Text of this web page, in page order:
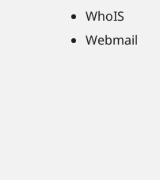
WhoIS
Webmail